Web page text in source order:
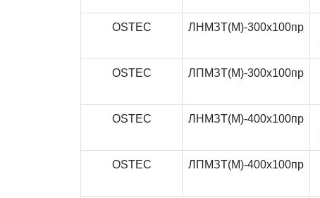
OSTEC ЛНМЗТ(М)-300x100пр
OSTEC ЛПМЗТ(М)-300x100пр
OSTEC ЛНМЗТ(М)-400x100пр
OSTEC ЛПМЗТ(М)-400x100пр